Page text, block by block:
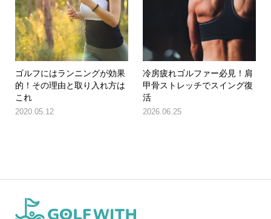
ゴルフにはランニングが効果
的！その理由と取り入れ方は
これ
2020.05.12
冷房疲れゴルファー必見！肩
甲骨ストレッチでスイング復
活
2026.06.25